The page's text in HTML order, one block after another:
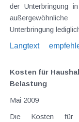
der Unterbringung in
außergewöhnliche Belastung
Langtext
Kosten für
Belastung
Mai 2009
Die Kosten für eine Haushaltshilfe können nur